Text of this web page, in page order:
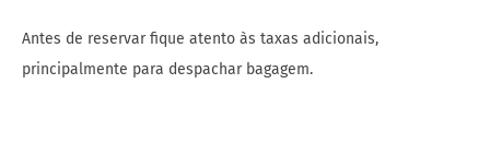
Antes de reservar fique atento às taxas adicionais,
principalmente para despachar bagagem.